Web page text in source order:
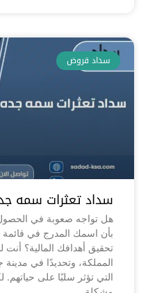
سداد قروض
سداد تعثرات سمه
هل تواجه صعوبة في
بأن اسمك المدرج في قائمة
تحقيق أهدافك المالية؟
المملكة، وتحديدًا في مدينة
التي تؤثر سلبًا على